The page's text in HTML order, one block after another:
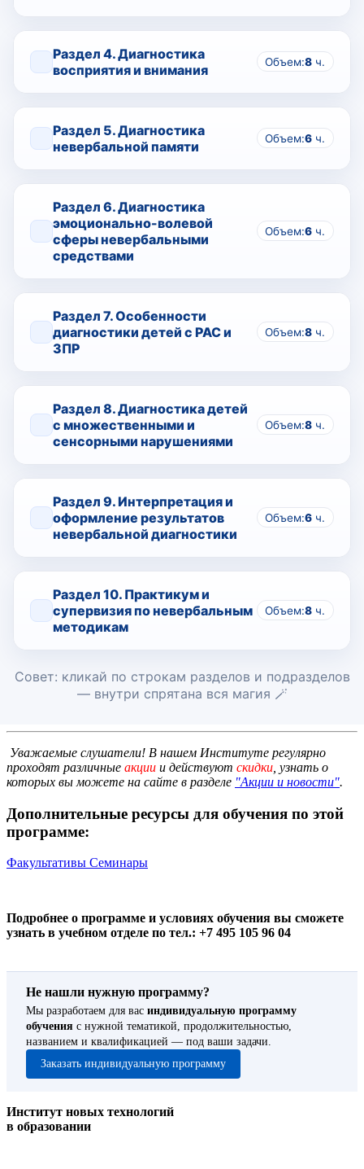
Раздел 4. Диагностика
восприятия и внимания
Объем:8 ч.
Раздел 5. Диагностика
невербальной памяти
Объем:6 ч.
Раздел 6. Диагностика
эмоционально-волевой
сферы невербальными
средствами
Объем:6 ч.
Раздел 7. Особенности
диагностики детей с РАС и
ЗПР
Объем:8 ч.
Раздел 8. Диагностика детей
с множественными и
сенсорными нарушениями
Объем:8 ч.
Раздел 9. Интерпретация и
оформление результатов
невербальной диагностики
Объем:6 ч.
Раздел 10. Практикум и
супервизия по невербальным
методикам
Объем:8 ч.
Совет: кликай по строкам разделов и подразделов
— внутри спрятана вся магия 🪄
Уважаемые слушатели! В нашем Институте регулярно
проходят различные акции и действуют скидки , узнать о
которых вы можете на сайте в разделе "Акции и новости".
Дополнительные ресурсы для обучения по этой
программе:
Факультативы Семинары
Подробнее о программе и условиях обучения вы сможете
узнать в учебном отделе по тел.: +7 495 105 96 04
Не нашли нужную программу?
Мы разработаем для вас индивидуальную программу
обучения с нужной тематикой, продолжительностью,
названием и квалификацией — под ваши задачи.
Заказать индивидуальную программу
Институт новых технологий
в образовании